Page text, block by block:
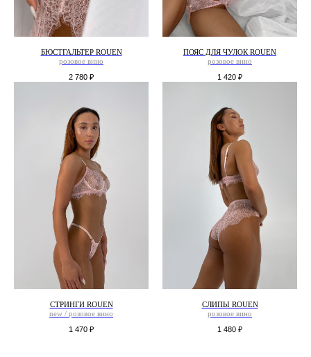
БЮСТГАЛЬТЕР ROUEN
розовое вино
2 780 ₽
ПОЯС ДЛЯ ЧУЛОК ROUEN
розовое вино
1 420 ₽
СТРИНГИ ROUEN
new / розовое вино
1 470 ₽
СЛИПЫ ROUEN
розовое вино
1 480 ₽